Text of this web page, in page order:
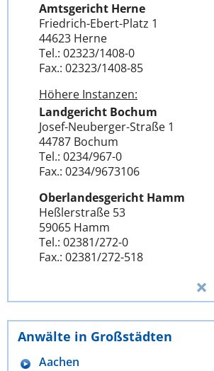
Amtsgericht Herne
Friedrich-Ebert-Platz 1
44623 Herne
Tel.: 02323/1408-0
Fax.: 02323/1408-85
Höhere Instanzen:
Landgericht Bochum
Josef-Neuberger-Straße 1
44787 Bochum
Tel.: 0234/967-0
Fax.: 0234/9673106
Oberlandesgericht Hamm
Heßlerstraße 53
59065 Hamm
Tel.: 02381/272-0
Fax.: 02381/272-518
Anwälte in Großstädten
Aachen